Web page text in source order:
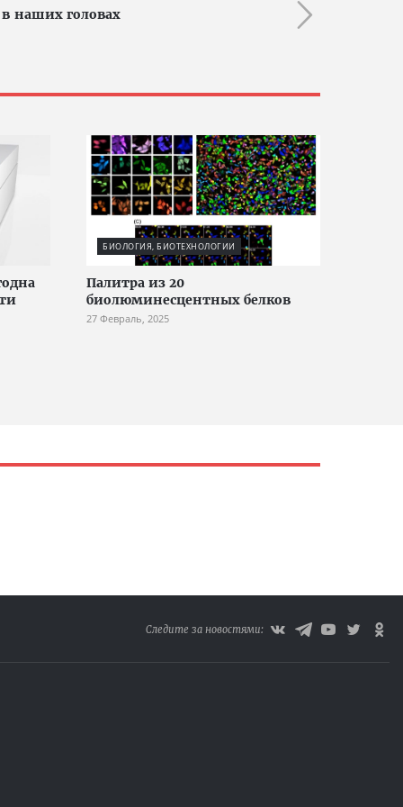
в наших головах
БИОЛОГИЯ, БИОТЕХНОЛОГИИ
Палитра из 20
биолюминесцентных белков
27 Февраль, 2025
Следите за новостями: